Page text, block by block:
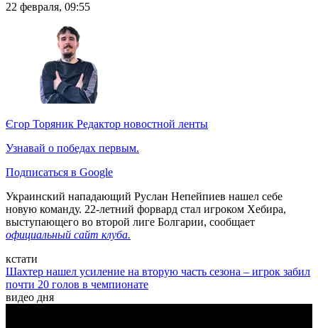
22 февраля, 09:55
Єгор Торяник Редактор новостной ленты
Узнавай о победах первым.
Подписаться в Google
Украинский нападающий Руслан Непейпиев нашел себе
новую команду. 22-летний форвард стал игроком Хебира,
выступающего во второй лиге Болгарии, сообщает
официальный сайт клуба.
кстати
Шахтер нашел усиление на вторую часть сезона – игрок забил
почти 20 голов в чемпионате
видео дня